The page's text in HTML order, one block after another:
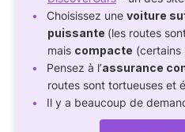
Choisissez une voiture
puissante (les routes
mais compacte (certains
Pensez à l’assurance
routes sont tortueuses et
Il y a beaucoup de